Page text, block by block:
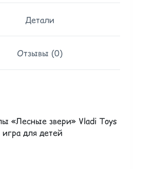
Детали
Отзывы (0)
«Лесные звери» Vladi Toys
для детей